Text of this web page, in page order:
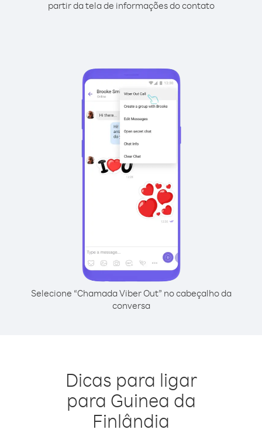
partir da tela de informações do contato
Selecione “Chamada Viber Out” no cabeçalho da
conversa
Dicas para ligar
para Guinea da
Finlândia